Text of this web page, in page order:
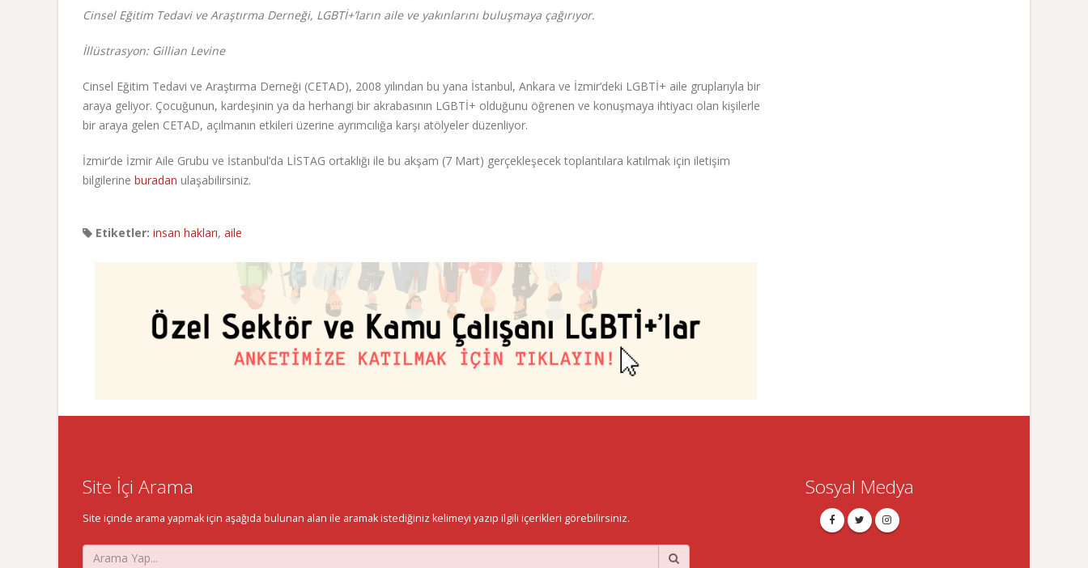
Cinsel Eğitim Tedavi ve Araştırma Derneği, LGBTİ+’ların aile ve yakınlarını buluşmaya çağırıyor.
İllüstrasyon: Gillian Levine
Cinsel Eğitim Tedavi ve Araştırma Derneği (CETAD), 2008 yılından bu yana İstanbul, Ankara ve İzmir’deki LGBTİ+ aile gruplarıyla bir
araya geliyor. Çocuğunun, kardeşinin ya da herhangi bir akrabasının LGBTİ+ olduğunu öğrenen ve konuşmaya ihtiyacı olan kişilerle
bir araya gelen CETAD, açılmanın etkileri üzerine ayrımcılığa karşı atölyeler düzenliyor.
İzmir’de İzmir Aile Grubu ve İstanbul’da LİSTAG ortaklığı ile bu akşam (7 Mart) gerçekleşecek toplantılara katılmak için iletişim
bilgilerine buradan ulaşabilirsiniz.
Etiketler: insan hakları, aile
Site İçi Arama
Site içinde arama yapmak için aşağıda bulunan alan ile aramak istediğiniz kelimeyi yazıp ilgili içerikleri görebilirsiniz.
Sosyal Medya